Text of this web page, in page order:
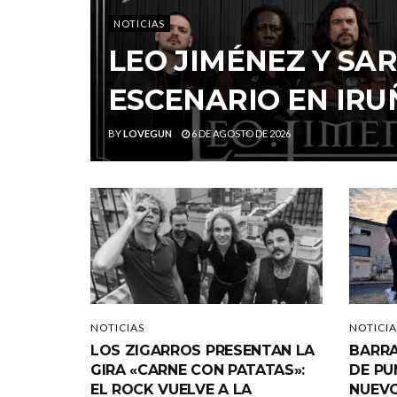
NOTICIAS
LEO JIMÉNEZ Y
ESCENARIO EN
BYLOVEGUN 6 DE AGOSTO DE 2026
NOTICIAS
LOS ZIGARROS PRESENTAN LA
GIRA «CARNE CON PATATAS»:
EL ROCK VUELVE A LA
DE